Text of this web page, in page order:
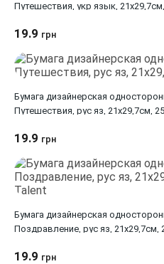
Путешествия, укр язык,
19.9 грн
Бумага дизайнерская
Путешествия, рус яз, 21х29,7см,
19.9 грн
Бумага дизайнерская
Поздравление, рус яз, 21х29,7см,
19.9 грн